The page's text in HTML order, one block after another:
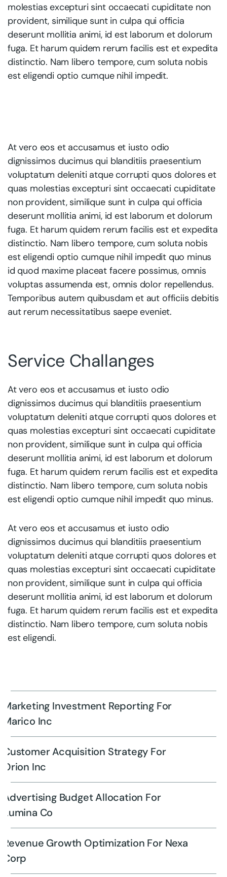
molestias excepturi sint occaecati cupiditate non
provident, similique sunt in culpa qui officia
deserunt mollitia animi, id est laborum et dolorum
fuga. Et harum quidem rerum facilis est et expedita
distinctio. Nam libero tempore, cum soluta nobis
est eligendi optio cumque nihil impedit.
At vero eos et accusamus et iusto odio
dignissimos ducimus qui blanditiis praesentium
voluptatum deleniti atque corrupti quos dolores et
quas molestias excepturi sint occaecati cupiditate
non provident, similique sunt in culpa qui officia
deserunt mollitia animi, id est laborum et dolorum
fuga. Et harum quidem rerum facilis est et expedita
distinctio. Nam libero tempore, cum soluta nobis
est eligendi optio cumque nihil impedit quo minus
id quod maxime placeat facere possimus, omnis
voluptas assumenda est, omnis dolor repellendus.
Temporibus autem quibusdam et aut officiis debitis
aut rerum necessitatibus saepe eveniet.
Service Challanges
At vero eos et accusamus et iusto odio
dignissimos ducimus qui blanditiis praesentium
voluptatum deleniti atque corrupti quos dolores et
quas molestias excepturi sint occaecati cupiditate
non provident, similique sunt in culpa qui officia
deserunt mollitia animi, id est laborum et dolorum
fuga. Et harum quidem rerum facilis est et expedita
distinctio. Nam libero tempore, cum soluta nobis
est eligendi optio cumque nihil impedit quo minus.
At vero eos et accusamus et iusto odio
dignissimos ducimus qui blanditiis praesentium
voluptatum deleniti atque corrupti quos dolores et
quas molestias excepturi sint occaecati cupiditate
non provident, similique sunt in culpa qui officia
deserunt mollitia animi, id est laborum et dolorum
fuga. Et harum quidem rerum facilis est et expedita
distinctio. Nam libero tempore, cum soluta nobis
est eligendi.
Marketing Investment Reporting For
Marico Inc
Customer Acquisition Strategy For
Orion Inc
Advertising Budget Allocation For
Lumina Co
Revenue Growth Optimization For Nexa
Corp